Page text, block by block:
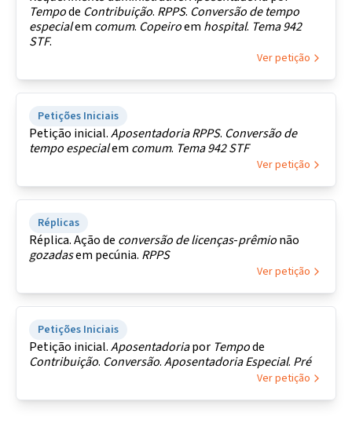
Tempode Contribuição. RPPS. Conversão de tempo
especialem comum. Copeiroem hospital. Tema942
STF.
Ver petição
Petições Iniciais
Petição inicial.AposentadoriaRPPS. Conversão de
tempoespecialem comum. Tema942STF
Ver petição
Réplicas
Réplica. Ação de conversãodelicenças-prêmionão
gozadasem pecúnia. RPPS
Ver petição
Petições Iniciais
Petição inicial.Aposentadoriapor Tempode
Contribuição. Conversão.AposentadoriaEspecial. Pré
Ver petição